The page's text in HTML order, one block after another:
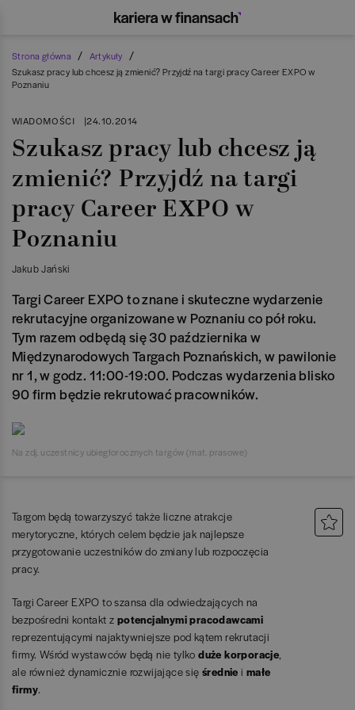
Strona główna / Artykuły /
Szukasz pracy lub chcesz ją zmienić? Przyjdź na targi pracy Career EXPO w
Poznaniu
WIADOMOŚCI |24.10.2014
Szukasz pracy lub chcesz ją
zmienić? Przyjdź na targi
pracy Career EXPO w
Poznaniu
Jakub Jański
Targi Career EXPO to znane i skuteczne wydarzenie
rekrutacyjne organizowane w Poznaniu co pół roku.
Tym razem odbędą się 30 października w
Międzynarodowych Targach Poznańskich, w pawilonie
nr 1, w godz. 11:00-19:00. Podczas wydarzenia blisko
90 firm będzie rekrutować pracowników.
Na zdj. uczestnicy ubiegłorocznych targów (mat. prasowe)
Targom będą towarzyszyć także liczne atrakcje
merytoryczne, których celem będzie jak najlepsze
przygotowanie uczestników do zmiany lub rozpoczęcia
pracy.
Targi Career EXPO to szansa dla odwiedzających na
bezpośredni kontakt z potencjalnymi pracodawcami
reprezentującymi najaktywniejsze pod kątem rekrutacji
firmy. Wśród wystawców będą nie tylkoduże korporacje,
ale również dynamicznie rozwijające się średnie imałe
firmy.